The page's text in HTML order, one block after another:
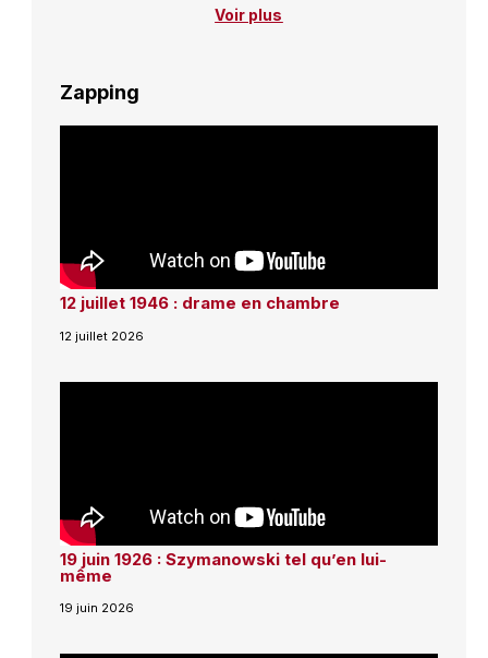
Voir plus
Zapping
12 juillet 1946 : drame en chambre
12 juillet 2026
19 juin 1926 : Szymanowski tel qu’en lui-
même
19 juin 2026